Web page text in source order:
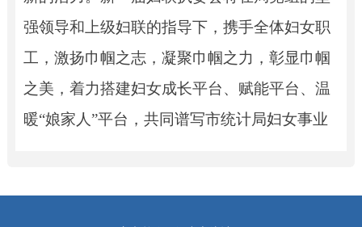
强领导和上级妇联的指导下，携手全体妇女职
工，激扬巾帼之志，凝聚巾帼之力，彰显巾帼
之美，着力搭建妇女成长平台、赋能平台、温
暖“娘家人”平台，共同谱写市统计局妇女事业